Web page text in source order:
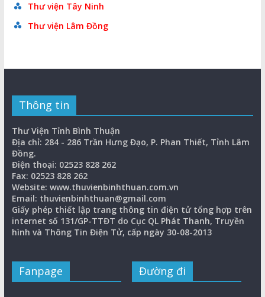
Thư viện Tây Ninh
Thư viện Lâm Đồng
Thông tin
Thư Viện Tỉnh Bình Thuận
Địa chỉ: 284 - 286 Trần Hưng Đạo, P. Phan Thiết, Tỉnh Lâm
Đồng.
Điện thoại: 02523 828 262
Fax: 02523 828 262
Website: www.thuvienbinhthuan.com.vn
Email: thuvienbinhthuan@gmail.com
Giấy phép thiết lập trang thông tin điện tử tổng hợp trên
internet số 131/GP-TTĐT do Cục QL Phát Thanh, Truyền
hình và Thông Tin Điện Tử, cấp ngày 30-08-2013
Fanpage Đường đi